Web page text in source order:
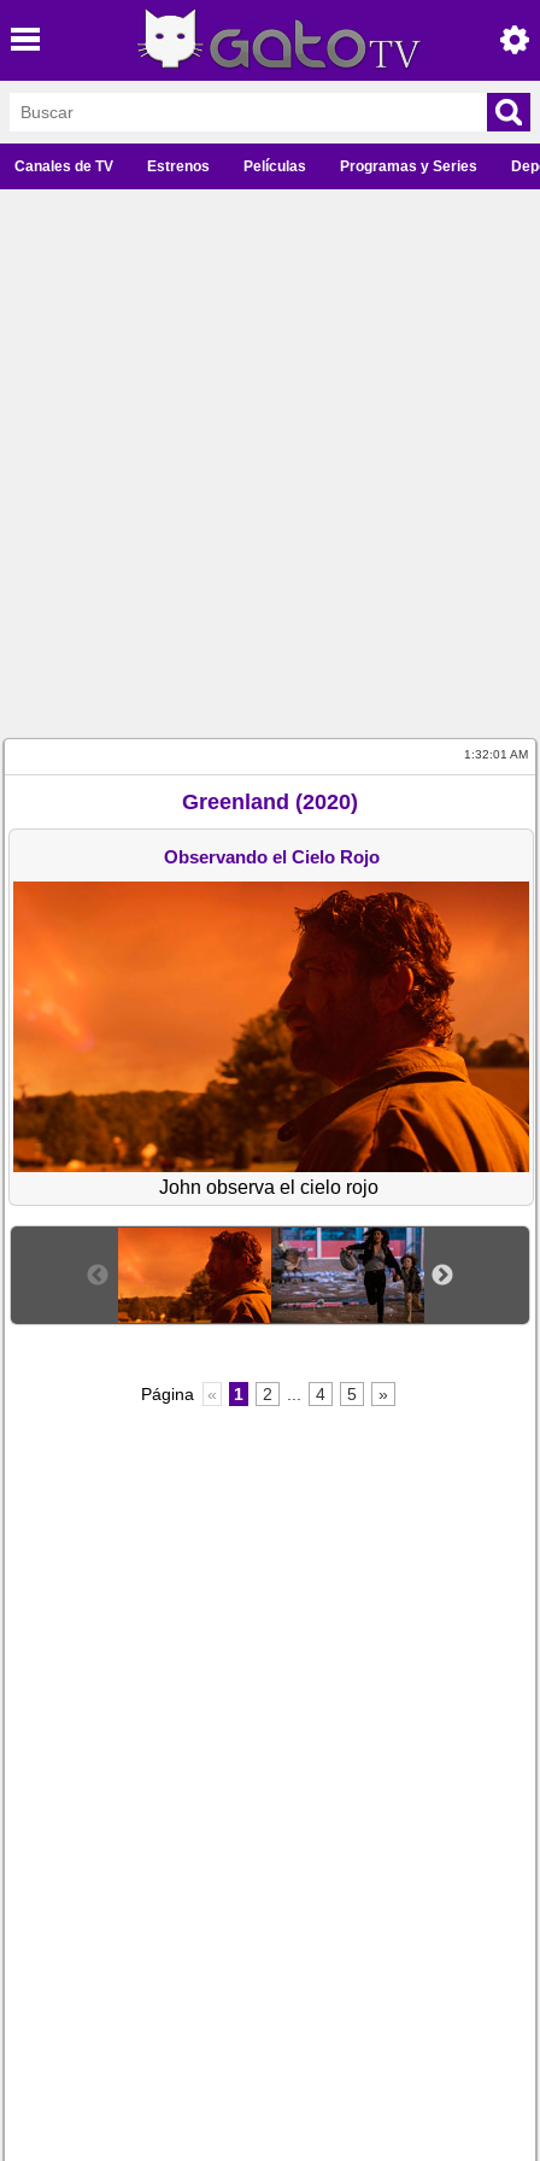
Canales de TV Estrenos Películas Programas y Series
1:32:01 AM
Greenland (2020)
Observando el Cielo Rojo
John observa el cielo rojo
Página « 1 2 4 5 »